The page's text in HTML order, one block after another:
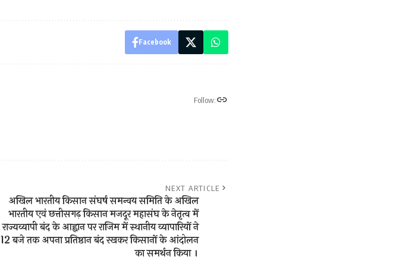
Facebook
Follow:
NEXT ARTICLE
अखिल भारतीय किसान संघर्ष समन्वय समिति के अखिल
भारतीय एवं छत्तीसगढ़ किसान मजदूर महासंघ के नेतृत्व में
राज्यव्यापी बंद के आह्वान पर राजिम में स्थानीय व्यापारियों ने
12 बजे तक अपना प्रतिष्ठान बंद रखकर किसानों के आंदोलन
का समर्थन किया ।